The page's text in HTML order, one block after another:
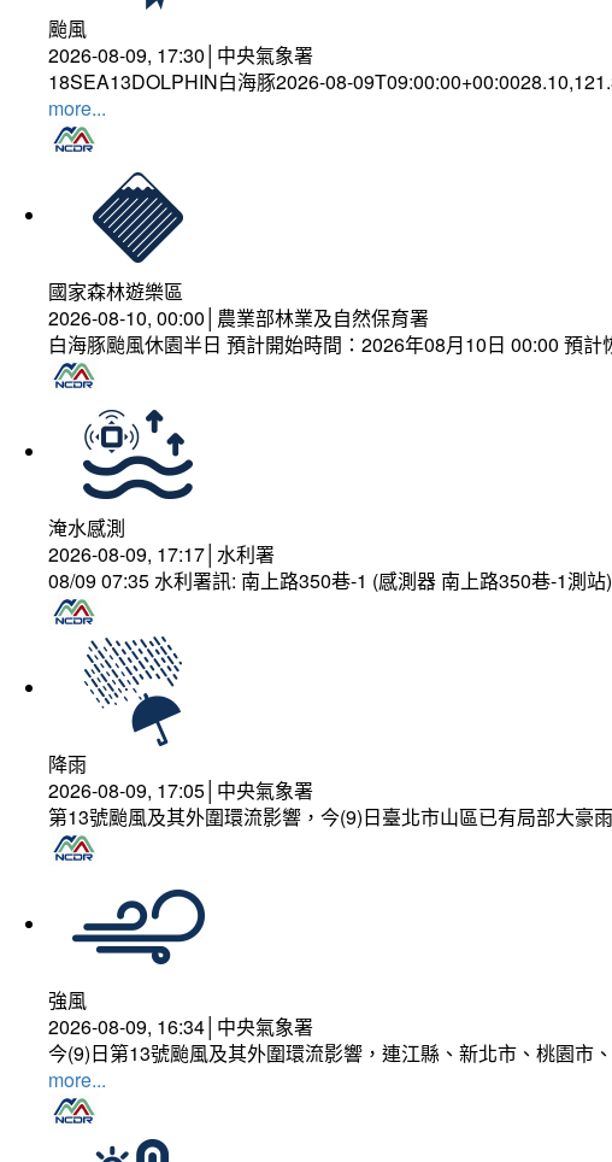
颱風
2026-08-09, 17:30│中央氣象署
18SEA13DOLPHIN白海豚2026-08-
more...
國家森林遊樂區
2026-08-10, 00:00│農業部林業及自然保育署
白海豚颱風休園半日 預計開始時間：2026年08月10日 00:00 預
淹水感測
2026-08-09, 17:17│水利署
08/09 07:35 水利署訊: 南上路350巷-1 (感測器 南上路350巷-1測
降雨
2026-08-09, 17:05│中央氣象署
第13號颱風及其外圍環流影響，今(9)日臺北市山區已有局部大豪
強風
2026-08-09, 16:34│中央氣象署
今(9)日第13號颱風及其外圍環流影響，連江縣、新北市、桃園市
more...